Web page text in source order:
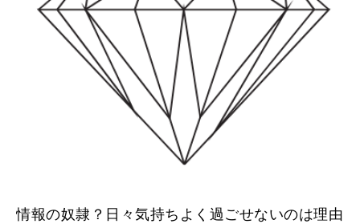
情報の奴隷？日々気持ちよく過ごせないのは理由